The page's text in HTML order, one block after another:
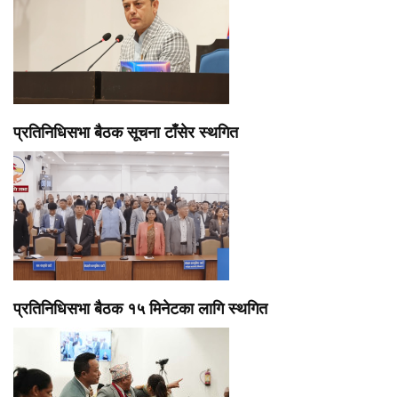
प्रतिनिधिसभा बैठक सूचना टाँसेर स्थगित
प्रतिनिधिसभा बैठक १५ मिनेटका लागि स्थगित